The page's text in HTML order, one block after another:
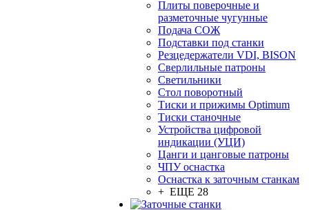
Плиты поверочные и
разметочные чугунные
Подача СОЖ
Подставки под станки
Резцедержатели VDI, BISON
Сверлильные патроны
Светильники
Стол поворотный
Тиски и прижимы Optimum
Тиски станочные
Устройства цифровой
индикации (УЦИ)
Цанги и цанговые патроны
ЧПУ оснастка
Оснастка к заточным станкам
+ ЕЩЕ 28